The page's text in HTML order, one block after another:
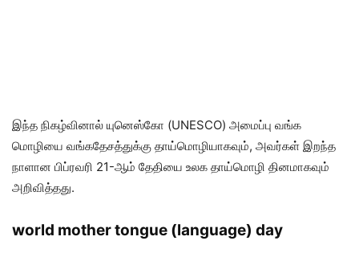
இந்த நிகழ்வினால் யுனெஸ்கோ (UNESCO) அமைப்பு வங்க
மொழியை வங்கதேசத்துக்கு தாய்மொழியாகவும், அவர்கள் இறந்த
நாளான பிப்ரவரி 21-ஆம் தேதியை உலக தாய்மொழி தினமாகவும்
அறிவித்தது.
world mother tongue (language) day